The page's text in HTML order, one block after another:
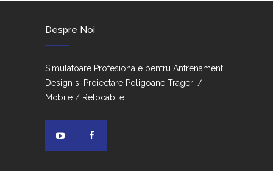
Despre Noi
Simulatoare Profesionale pentru Antrenament.
Design si Proiectare Poligoane Trageri /
Mobile / Relocabile